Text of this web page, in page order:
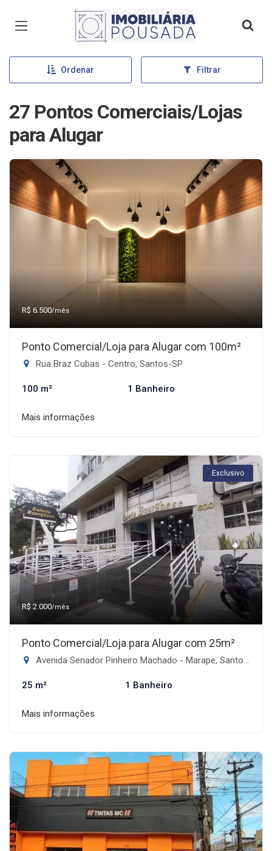
Página inicial
Ordenar Filtrar
27 Pontos Comerciais/Lojas
para Alugar
R$ 6.500/mês
Ponto Comercial/Loja para Alugar com 100m²
Rua Braz Cubas - Centro, Santos-SP
100 m² 1 Banheiro
Mais informações
Exclusivo
R$ 2.000/mês
Ponto Comercial/Loja para Alugar com 25m²
Avenida Senador Pinheiro Machado - Marape, Santos-SP
25 m² 1 Banheiro
Mais informações